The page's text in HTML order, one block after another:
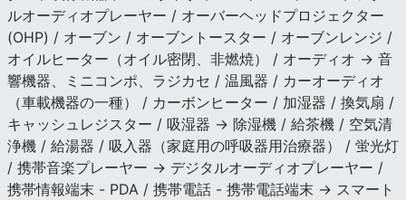
ルオーディオプレーヤー / オーバーヘッドプロジェクター
(OHP) / オーブン / オーブントースター / オーブンレンジ /
オイルヒーター（オイル密閉、非燃焼） / オーディオ → 音
響機器、ミニコンポ、ラジカセ / 温風器 / カーオーディオ
（車載機器の一種） / カーボンヒーター / 加湿器 / 換気扇 /
キャッシュレジスター / 吸湿器 → 除湿機 / 給茶機 / 空気清
浄機 / 給湯器 / 吸入器（家庭用の呼吸器用治療器） / 蛍光灯
/ 携帯音楽プレーヤー → デジタルオーディオプレーヤー /
携帯情報端末 - PDA / 携帯電話 - 携帯電話端末 → スマート